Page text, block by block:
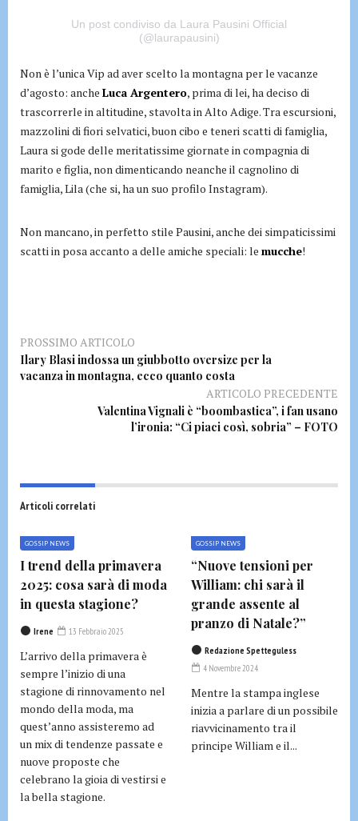
Un post condiviso da Laura Pausini Official
(@laurapausini)
Non è l’unica Vip ad aver scelto la montagna per le vacanze
d’agosto: anche Luca Argentero, prima di lei, ha deciso di
trascorrerle in altitudine, stavolta in Alto Adige. Tra escursioni,
mazzolini di fiori selvatici, buon cibo e teneri scatti di famiglia,
Laura si gode delle meritatissime giornate in compagnia di
marito e figlia, non dimenticando neanche il cagnolino di
famiglia, Lila (che si, ha un suo profilo Instagram).
Non mancano, in perfetto stile Pausini, anche dei simpaticissimi
scatti in posa accanto a delle amiche speciali: le mucche!
PROSSIMO ARTICOLO
Ilary Blasi indossa un giubbotto oversize per la
vacanza in montagna, ecco quanto costa
ARTICOLO PRECEDENTE
Valentina Vignali è “boombastica”, i fan usano
l’ironia: “Ci piaci così, sobria” – FOTO
Articoli correlati
GOSSIP NEWS
I trend della primavera
2025: cosa sarà di moda
in questa stagione?
Irene 13 Febbraio 2025
L’arrivo della primavera è
sempre l’inizio di una
stagione di rinnovamento nel
mondo della moda, ma
quest’anno assisteremo ad
un mix di tendenze passate e
nuove proposte che
celebrano la gioia di vestirsi e
la bella stagione.
GOSSIP NEWS
“Nuove tensioni per
William: chi sarà il
grande assente al
pranzo di Natale?”
Redazione Spetteguless
4 Novembre 2024
Mentre la stampa inglese
inizia a parlare di un possibile
riavvicinamento tra il
principe William e il...